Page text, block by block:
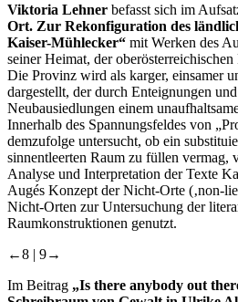
Viktoria Lehner befasst sich im
Ort. Zur Rekonfiguration des
Kaiser-Mühlecker“ mit Werken des
seiner Heimat, der
Die Provinz wird als karger, einsamer
dargestellt, der durch Enteignungen
Neubausiedlungen einem
Innerhalb des Spannungsfeldes von
demzufolge untersucht, ob ein
sinnentleerten Raum zu füllen vermag,
Analyse und Interpretation der Texte
Augés Konzept der Nicht-Orte (‚non-
Nicht-Orten zur Untersuchung der
Raumkonstruktionen genutzt.
←8 | 9→
Im Beitrag „Is there anybody out